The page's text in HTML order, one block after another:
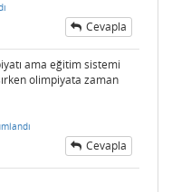
Cevapla
ama eğitim sistemi
olimpiyata zaman
Cevapla